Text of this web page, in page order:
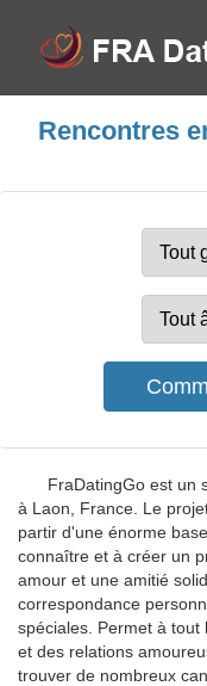
Rencontres
FraDatingGo est un
à Laon, France. Le
partir d'une énorme
connaître et à créer un
amour et une amitié
correspondance
spéciales. Permet à
et des relations
trouver de nombreux